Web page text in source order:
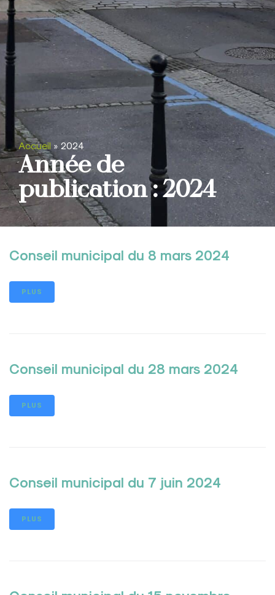
Accueil » 2024
Année de
publication : 2024
Conseil municipal du 8 mars 2024
PLUS
Conseil municipal du 28 mars 2024
PLUS
Conseil municipal du 7 juin 2024
PLUS